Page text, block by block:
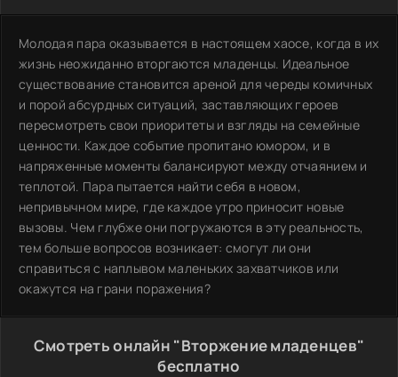
Молодая пара оказывается в настоящем хаосе, когда в их
жизнь неожиданно вторгаются младенцы. Идеальное
существование становится ареной для череды комичных
и порой абсурдных ситуаций, заставляющих героев
пересмотреть свои приоритеты и взгляды на семейные
ценности. Каждое событие пропитано юмором, и в
напряженные моменты балансируют между отчаянием и
теплотой. Пара пытается найти себя в новом,
непривычном мире, где каждое утро приносит новые
вызовы. Чем глубже они погружаются в эту реальность,
тем больше вопросов возникает: смогут ли они
справиться с наплывом маленьких захватчиков или
окажутся на грани поражения?
Смотреть онлайн "Вторжение младенцев"
бесплатно